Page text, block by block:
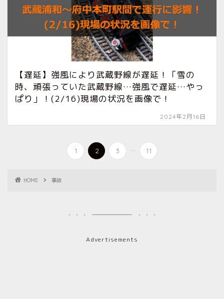
【遅延】強風により武蔵野線が遅延！「雪の
時、頑張っていた武蔵野線…強風で遅延…やっ
ぱり」！(2/16)現場の状況を画像で！
2024年2月16日
1 2 3 ... 11
HOME 事故
Advertisements